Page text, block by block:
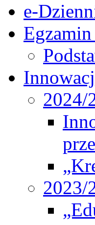
e-
2024/
2023/